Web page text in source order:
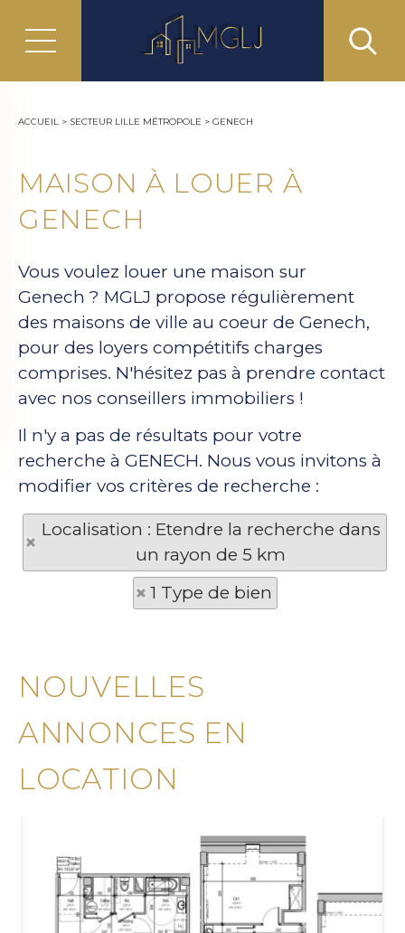
ACCUEIL > SECTEUR LILLE MÉTROPOLE > GENECH
MAISON À LOUER À
GENECH
Vous voulez louer une maison sur
Genech ? MGLJ propose régulièrement
des maisons de ville au coeur de Genech,
pour des loyers compétitifs charges
comprises. N'hésitez pas à prendre contact
avec nos conseillers immobiliers !
Il n'y a pas de résultats pour votre
recherche à GENECH. Nous vous invitons à
modifier vos critères de recherche :
Localisation : Etendre la recherche dans
un rayon de 5 km
1 Type de bien
NOUVELLES
ANNONCES EN
LOCATION